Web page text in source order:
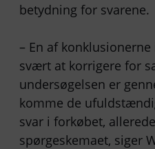
betydning for svarene.
– En af
svært at korrigere for
undersøgelsen er
komme de
svar i forkøbet,
spørgeskemaet, siger